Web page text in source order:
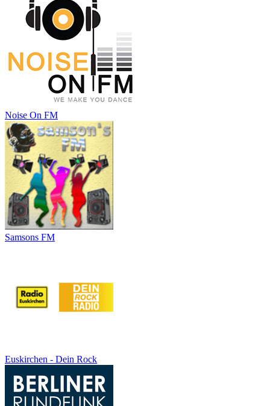
Noise On FM
Samsons FM
Euskirchen - Dein Rock